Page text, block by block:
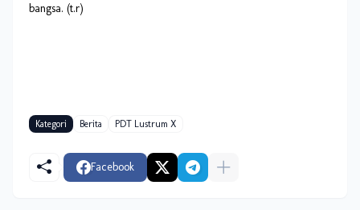
bangsa. (t.r)
Kategori Berita PDT Lustrum X
Facebook